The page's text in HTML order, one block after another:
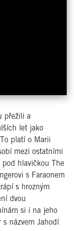
přežili a
let jako
platí o Marii
mezi ostatními
pod hlavičkou The
s Faraonem
s hrozným
dvou
si i na jeho
s názvem Jahodí